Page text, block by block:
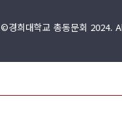
©경희대학교 총동문회 2024.